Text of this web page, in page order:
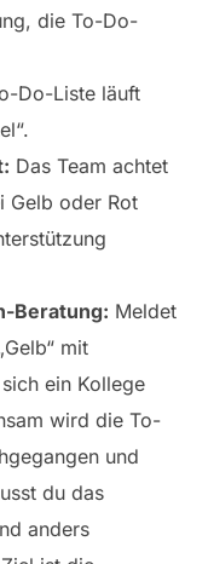
die To-Do-
Do-Liste läuft
Das Team achtet
Gelb oder Rot
Beratung: Meldet
mit
ein Kollege
wird die To-
und
du das
anders